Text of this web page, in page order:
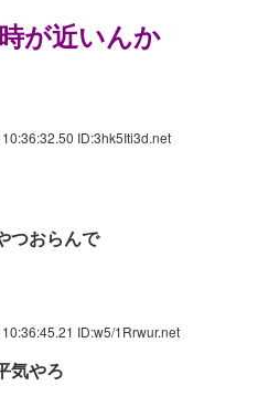
が近いんか
10:36:32.50 ID:3hk5Iti3d.net
つおらんで
ID:w5/1Rrwur.net
気やろ